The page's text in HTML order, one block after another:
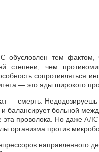
обусловлен тем фактом,
степени, чем
сопротивляться
— это яды широкого
— смерть. Недодозируешь
и балансирует больной
эта проволока. Но даже АЛС
организма против
направленного